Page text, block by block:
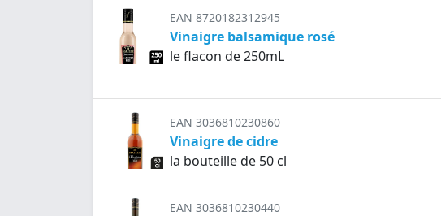
EAN 8720182312945
Vinaigre balsamique rosé
le flacon de 250mL
EAN 3036810230860
Vinaigre de cidre
la bouteille de 50 cl
EAN 3036810230440